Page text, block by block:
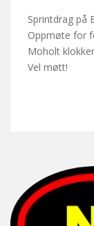
Sprintdrag på
Oppmøte for
Moholt
Vel møtt!